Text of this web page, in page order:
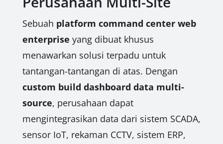
Sebuah platform command center web
enterprise yang dibuat khusus
menawarkan solusi terpadu untuk
tantangan-tantangan di atas. Dengan
custom build dashboard data multi-
source, perusahaan dapat
mengintegrasikan data dari sistem SCADA,
sensor IoT, rekaman CCTV, sistem ERP,